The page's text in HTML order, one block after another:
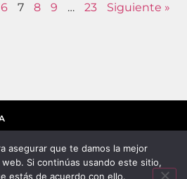
6 7 8 9 … 23 Siguiente »
asegurar que te damos la mejor
Si continúas usando este sitio,
estás de acuerdo con ello.